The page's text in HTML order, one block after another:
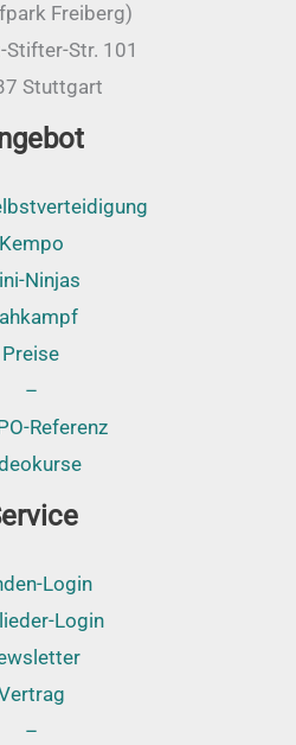
Freiberg)
Str. 101
Stuttgart
Kempo
Ninjas
Preise
–
Referenz
Login
Login
–